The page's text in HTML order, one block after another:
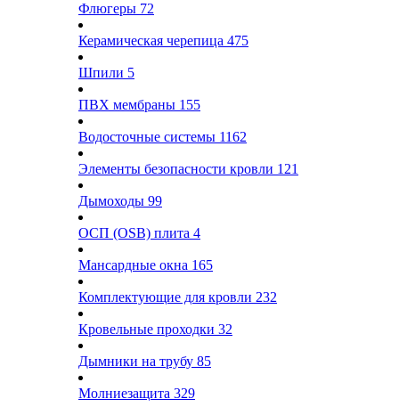
Флюгеры 72
Керамическая черепица 475
Шпили 5
ПВХ мембраны 155
Водосточные системы 1162
Элементы безопасности кровли 121
Дымоходы 99
ОСП (OSB) плита 4
Мансардные окна 165
Комплектующие для кровли 232
Кровельные проходки 32
Дымники на трубу 85
Молниезащита 329